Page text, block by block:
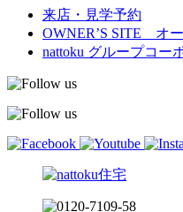
来店・見学予約
OWNER’S SITE オ
nattoku グループコー